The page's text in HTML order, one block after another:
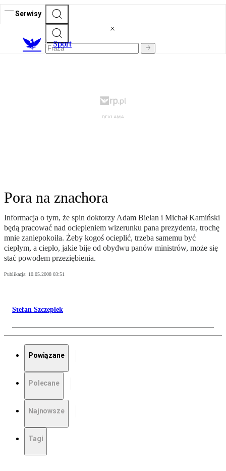
Serwisy
Sport
Pora na znachora
Informacja o tym, że spin doktorzy Adam Bielan i Michał Kamiński
będą pracować nad ociepleniem wizerunku pana prezydenta, trochę
mnie zaniepokoiła. Żeby kogoś ocieplić, trzeba samemu być
ciepłym, a ciepło, jakie bije od obydwu panów ministrów, może się
stać powodem przeziębienia.
Publikacja: 10.05.2008 03:51
Stefan Szczepłek
Powiązane
Polecane
Najnowsze
Tagi